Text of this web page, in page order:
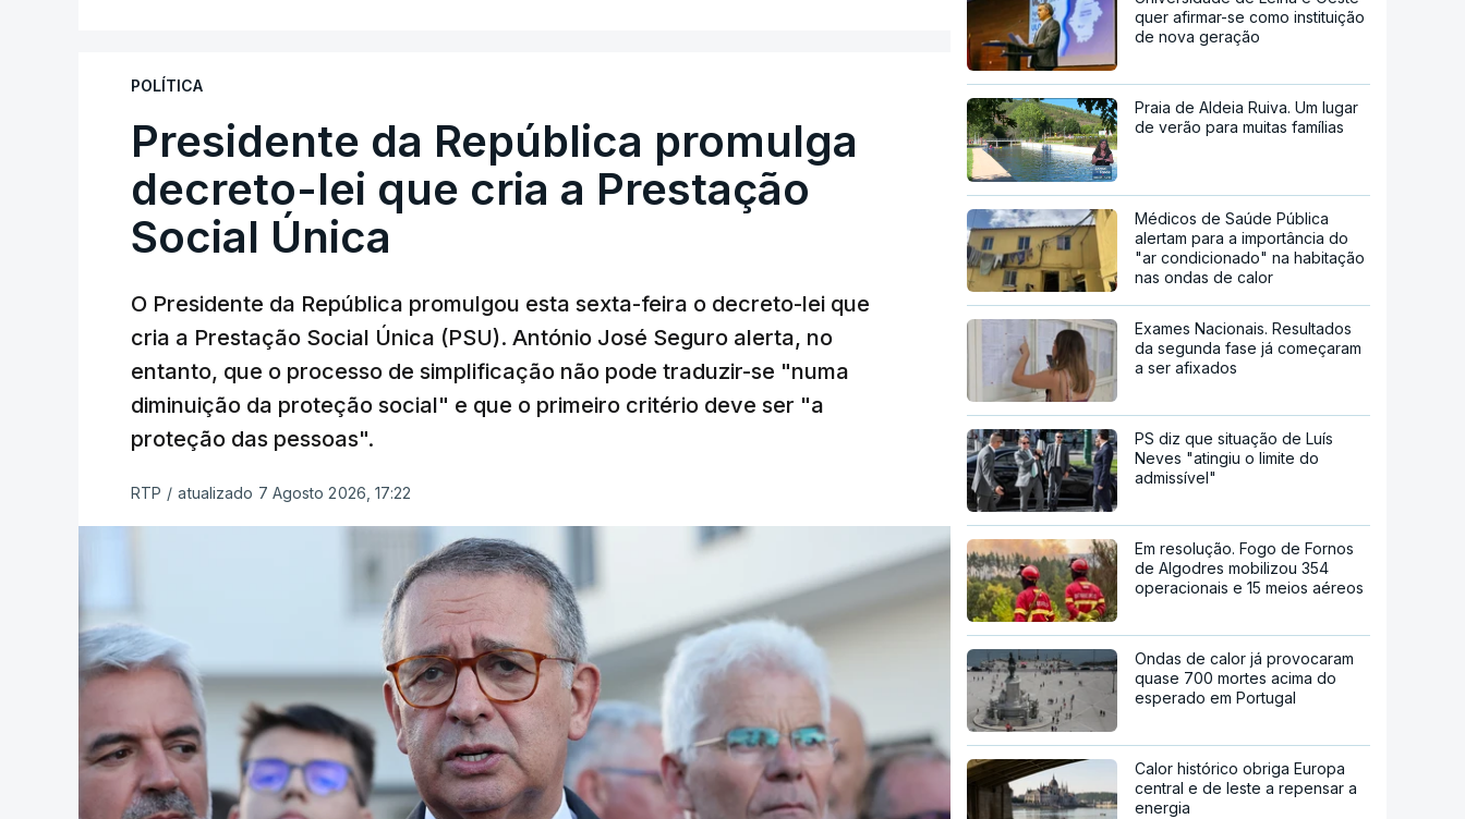
POLÍTICA
Presidente da República promulga
decreto-lei que cria a Prestação
Social Única
O Presidente da República promulgou esta sexta-feira o decreto-lei que
cria a Prestação Social Única (PSU). António José Seguro alerta, no
entanto, que o processo de simplificação não pode traduzir-se "numa
diminuição da proteção social" e que o primeiro critério deve ser "a
proteção das pessoas".
RTP / atualizado 7 Agosto 2026, 17:22
quer afirmar-se como instituição
de nova geração
Praia de Aldeia Ruiva. Um lugar
de verão para muitas famílias
Médicos de Saúde Pública
alertam para a importância do
"ar condicionado" na habitação
nas ondas de calor
Exames Nacionais. Resultados
da segunda fase já começaram
a ser afixados
PS diz que situação de Luís
Neves "atingiu o limite do
admissível"
Em resolução. Fogo de Fornos
de Algodres mobilizou 354
operacionais e 15 meios aéreos
Ondas de calor já provocaram
quase 700 mortes acima do
esperado em Portugal
Calor histórico obriga Europa
central e de leste a repensar a
energia